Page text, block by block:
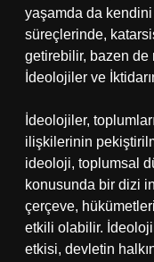
yaşamda da kendini
süreçlerinde,
getirebilir, bazen de
İdeolojiler ve
İdeolojiler,
ilişkilerinin
ideoloji, toplumsal
konusunda bir dizi
çerçeve,
etkili olabilir.
etkisi, devletin